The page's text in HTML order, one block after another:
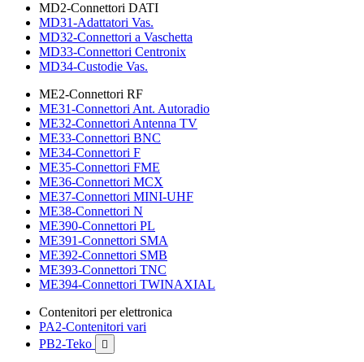
MD2-Connettori DATI
MD31-Adattatori Vas.
MD32-Connettori a Vaschetta
MD33-Connettori Centronix
MD34-Custodie Vas.
ME2-Connettori RF
ME31-Connettori Ant. Autoradio
ME32-Connettori Antenna TV
ME33-Connettori BNC
ME34-Connettori F
ME35-Connettori FME
ME36-Connettori MCX
ME37-Connettori MINI-UHF
ME38-Connettori N
ME390-Connettori PL
ME391-Connettori SMA
ME392-Connettori SMB
ME393-Connettori TNC
ME394-Connettori TWINAXIAL
Contenitori per elettronica
PA2-Contenitori vari
PB2-Teko
